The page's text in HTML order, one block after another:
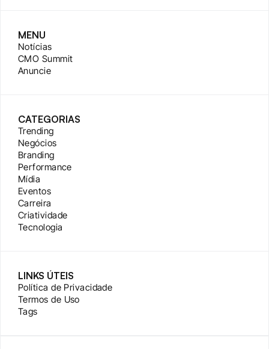
MENU
Notícias
CMO Summit
Anuncie
CATEGORIAS
Trending
Negócios
Branding
Performance
Mídia
Eventos
Carreira
Criatividade
Tecnologia
LINKS ÚTEIS
Política de Privacidade
Termos de Uso
Tags